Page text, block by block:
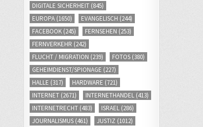
DIGITALE SICHERHEIT (845)
EUROPA (1650) EVANGELISCH (244)
FACEBOOK (245) FERNSEHEN (253)
FERNVERKEHR (242)
FLUCHT / MIGRATION (239) FOTOS (380)
GEHEIMDIENST/SPIONAGE (227)
HALLE (317) HARDWARE (721)
INTERNET (2671) INTERNETHANDEL (413)
INTERNETRECHT (483) ISRAEL (286)
JOURNALISMUS (461) JUSTIZ (1012)